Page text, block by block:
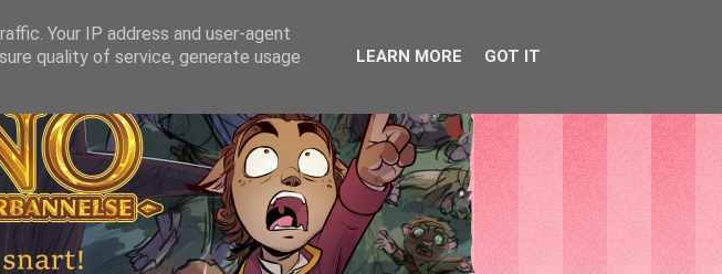
Your IP address and user-agent
quality of service, generate usage
LEARN MORE GOT IT